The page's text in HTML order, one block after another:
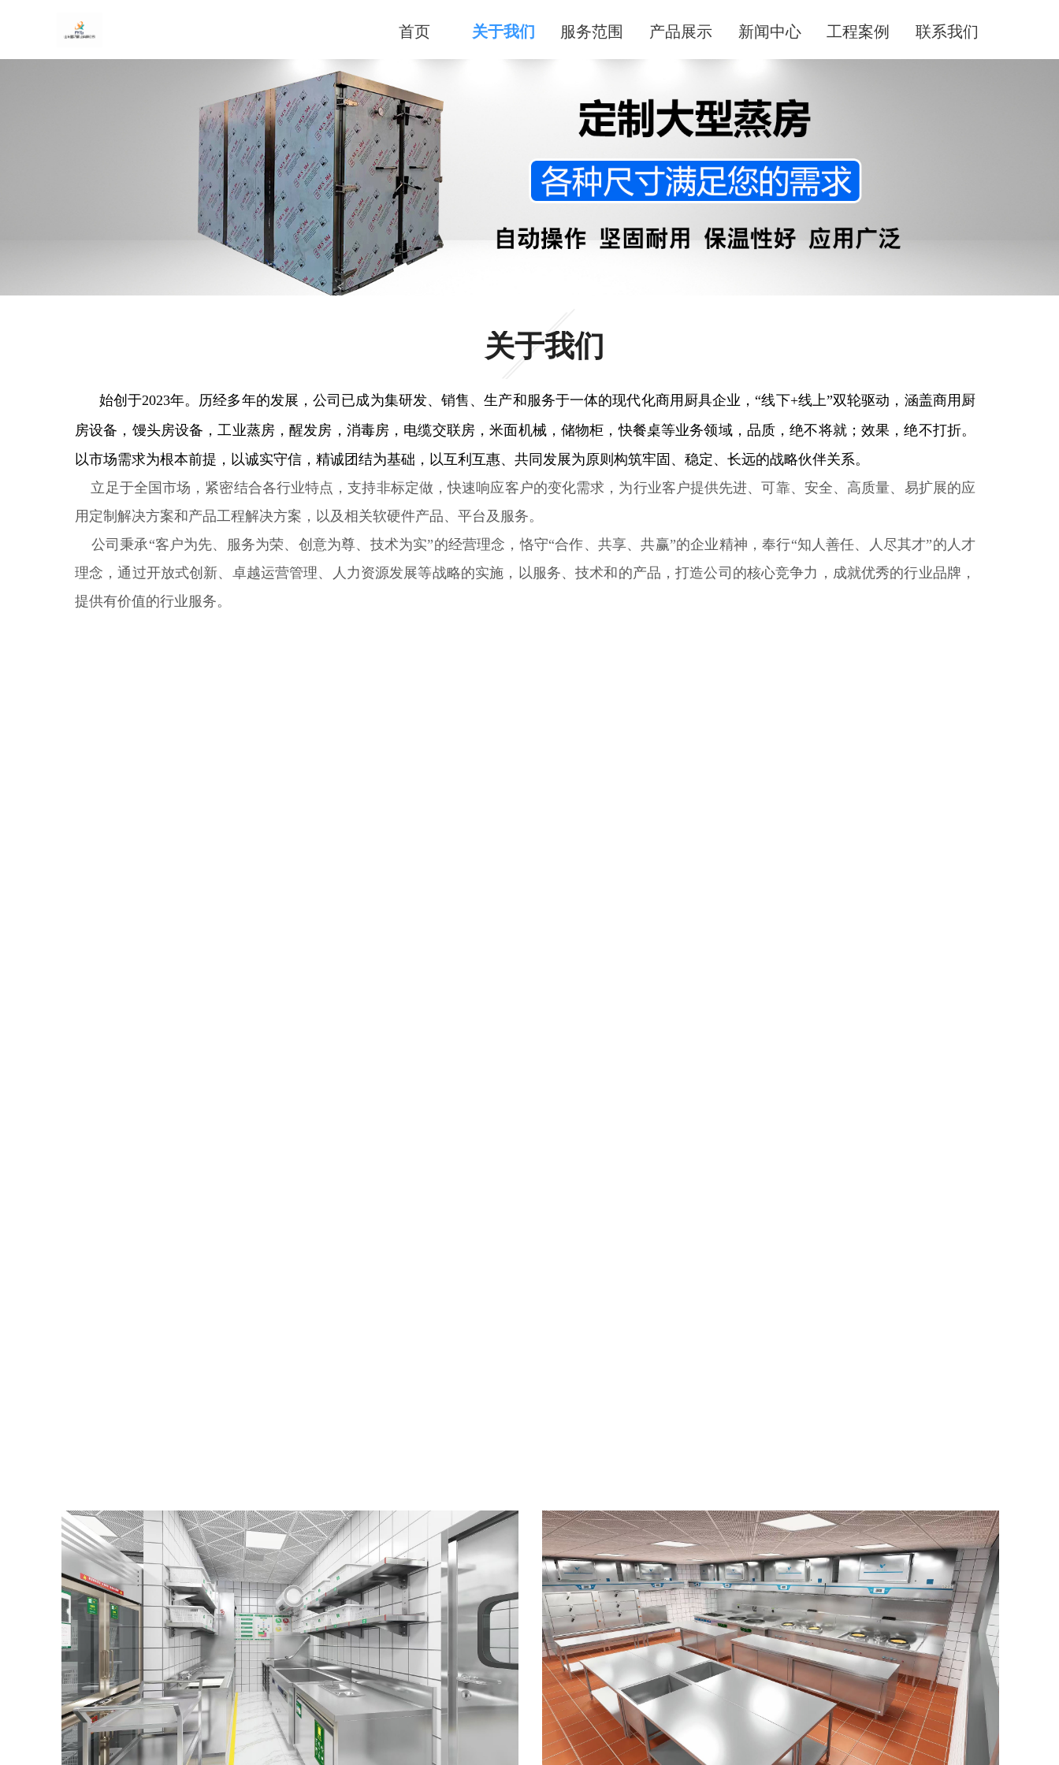
首页 关于我们 服务范围 产品展示 新闻中心 工程案例 联系我们
始创于2023年。历经多年的发展，公司已成为集研发、销售、生产和服务于一体的现代化商用厨具企业，‌“线下+线上”双轮驱动，涵盖商用厨
房设备，馒头房设备，工业蒸房，醒发房，消毒房，电缆交联房，米面机械，储物柜，快餐桌等业务领域，品质，绝不将就；效果，绝不打折。
以市场需求为根本前提，以诚实守信，精诚团结为基础，以互利互惠、共同发展为原则构筑牢固、稳定、长远的战略伙伴关系。
立足于全国市场，紧密结合各行业特点，支持非标定做，快速响应客户的变化需求，为行业客户提供先进、可靠、安全、高质量、易扩展的应
用定制解决方案和产品工程解决方案，以及相关软硬件产品、平台及服务。
公司秉承“客户为先、服务为荣、创意为尊、技术为实”的经营理念，恪守“合作、共享、共赢”的企业精神，奉行“知人善任、人尽其才”的人才
理念，通过开放式创新、卓越运营管理、人力资源发展等战略的实施，以服务、技术和的产品，打造公司的核心竞争力，成就优秀的行业品牌，
提供有价值的行业服务。
关于我们